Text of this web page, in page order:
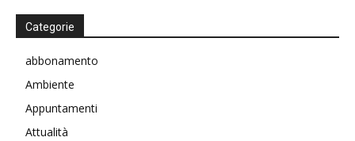
Categorie
abbonamento
Ambiente
Appuntamenti
Attualità